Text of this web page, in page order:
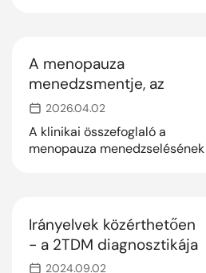
A menopauza
menedzsmentje, az
emlőrák kockázati
tényezői és az onkológiai
szemléletváltás
2026.04.02
A klinikai összefoglaló a
menopauza menedzselésének
hormonpótló terápia egyénre
szabott időzítésére, az
emlődenzitás szerepére és a
radiojód-kezelés lehetséges
Irányelvek közérthetően
- a 2TDM diagnosztikája
és gondozása
2024.09.02